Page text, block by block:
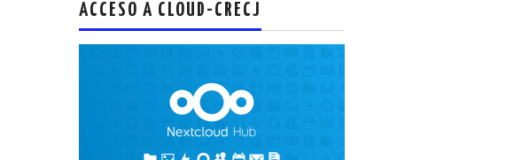
flecha
ACCESO A CLOUD-CRECJ